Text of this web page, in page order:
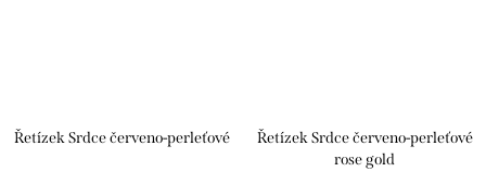
Řetízek Srdce červeno-perleťové
Řetízek Srdce červeno-perleťové
rose gold